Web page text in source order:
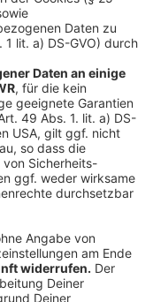
– für unsere
reicht eure
für die besten
Ihr wollt
Formular hier